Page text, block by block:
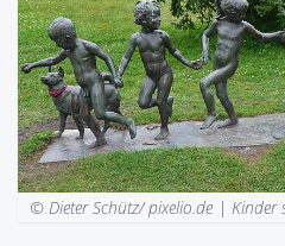
© Dieter Schütz/ pixelio.de |Kinder